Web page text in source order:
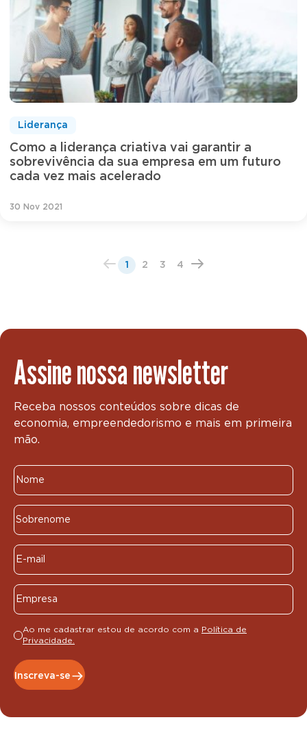
Como a liderança criativa vai garantir a
sobrevivência da sua empresa em um futuro
cada vez mais acelerado
Liderança
30 Nov 2021
1 2 3 4
Assine nossa newsletter
Receba nossos conteúdos sobre dicas de
economia, empreendedorismo e mais em primeira
mão.
Ao me cadastrar estou de acordo com a Política de
Privacidade.
Inscreva-se